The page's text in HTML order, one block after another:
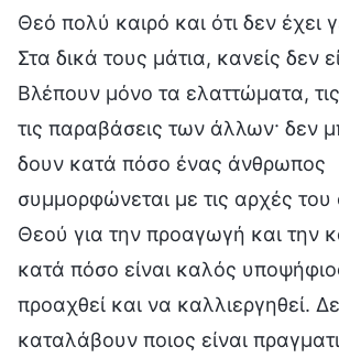
Θεό πολύ καιρό και ότι δεν έχει
Στα δικά τους μάτια, κανείς δεν
Βλέπουν μόνο τα ελαττώματα, τις
τις παραβάσεις των άλλων· δεν
δουν κατά πόσο ένας άνθρωπος
συμμορφώνεται με τις αρχές του
Θεού για την προαγωγή και την
κατά πόσο είναι καλός
προαχθεί και να καλλιεργηθεί.
καταλάβουν ποιος είναι